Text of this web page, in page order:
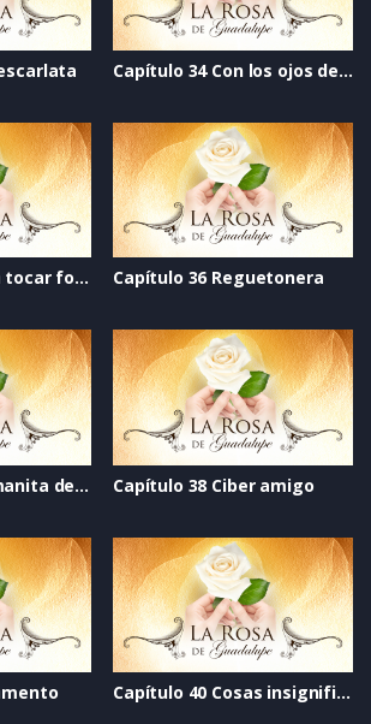
Capítulo 34 Con los ojos del alma
Capítulo 35 Hasta tocar fondo Capítulo 36 Reguetonera
Capítulo 37 Una manita de gato Capítulo 38 Ciber amigo
Capítulo 40 Cosas insignificantes